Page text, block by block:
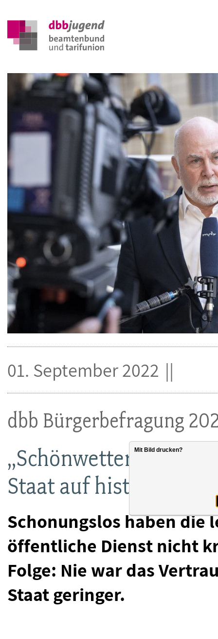
dbb Bürgerbefragung
„Schönwetter-
Staat auf
Schonungslos haben die
öffentliche Dienst nicht
Folge: Nie war das
Staat geringer.
01. September 2022
Mit Bild drucken?